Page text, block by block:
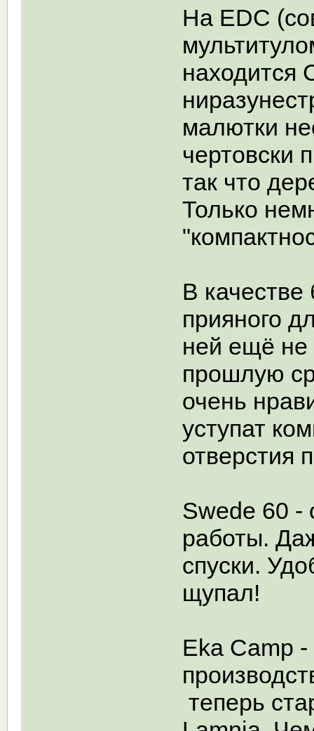
На EDC
находится
малютки
чертовски
так что
Только
В
прияного
ней ещё не
прошлую
очень
уступат
отверстия
Swede 60 -
работы.
спуски.
щупал!
Eka Camp
теперь